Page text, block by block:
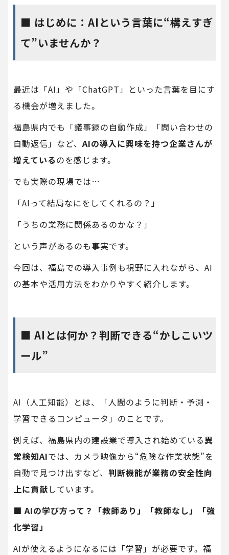
■ はじめに：AIという言葉に“構えすぎ
て”いませんか？
最近は「AI」や「ChatGPT」といった言葉を目にす
る機会が増えました。
福島県内でも「議事録の自動作成」「問い合わせの
自動返信」など、 AIの導入に興味を持つ企業さんが
増えているのを感じます。
でも実際の現場では…
「AIって結局なにをしてくれるの？」
「うちの業務に関係あるのかな？」
という声があるのも事実です。
今回は、福島での導入事例も視野に入れながら、AI
の基本や活用方法をわかりやすく紹介します。
■ AIとは何か？判断できる“かしこいツ
ール”
AI（人工知能）とは、「人間のように判断・予測・
学習できるコンピュータ」のことです。
例えば、福島県内の建設業で導入され始めている異
常検知AIでは、カメラ映像から“危険な作業状態”を
自動で見つけ出すなど、 判断機能が業務の安全性向
上に貢献しています。
■ AIの学び方って？「教師あり」「教師なし」「強
化学習」
AIが使えるようになるには「学習」が必要です。福